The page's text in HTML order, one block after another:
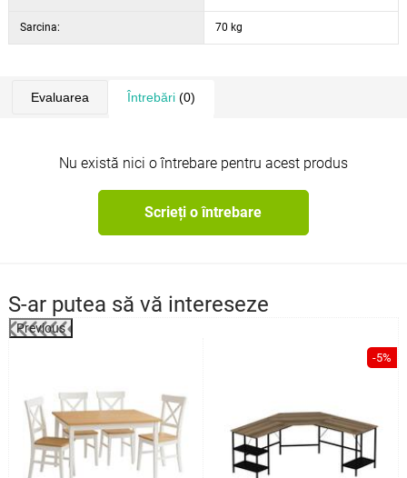
Sarcina: 70 kg
Evaluarea Întrebări(0)
Nu există nici o întrebare pentru acest produs
Scrieți o întrebare
S-ar putea să vă intereseze
Previous
-5%